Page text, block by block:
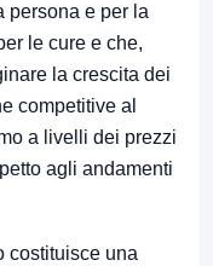
persona e per la
le cure e che,
la crescita dei
competitive al
a livelli dei prezzi
agli andamenti
costituisce una